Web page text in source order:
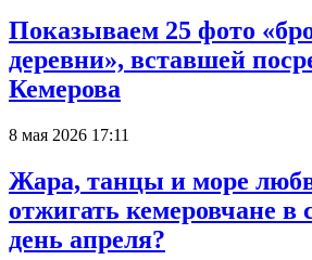
Показываем 25 фото
деревни», вставшей
Кемерова
8 мая 2026 17:11
Жара, танцы и море
отжигать кемеровчане
день апреля?